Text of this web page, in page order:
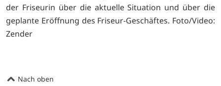
der Friseurin über die aktuelle Situation und über die
geplante Eröffnung des Friseur-Geschäftes. Foto/Video:
Zender
Nach oben